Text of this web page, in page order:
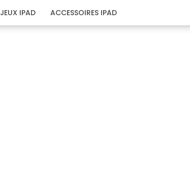
JEUX IPAD ACCESSOIRES IPAD